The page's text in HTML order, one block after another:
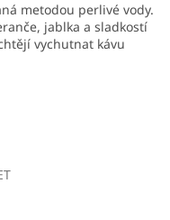
metodou perlivé vody.
jablka a sladkostí
vychutnat kávu